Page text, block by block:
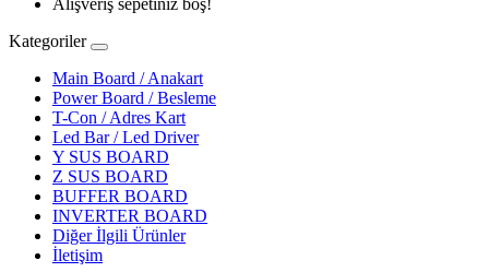
Alışveriş sepetiniz boş!
Kategoriler
Main Board / Anakart
Power Board / Besleme
T-Con / Adres Kart
Led Bar / Led Driver
Y SUS BOARD
Z SUS BOARD
BUFFER BOARD
INVERTER BOARD
Diğer İlgili Ürünler
İletişim